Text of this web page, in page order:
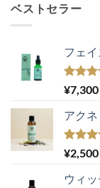
ベストセラー
フェ
5段階中
5.00
¥7,300
アク
5段階中
5.00
¥2,500
ウィ